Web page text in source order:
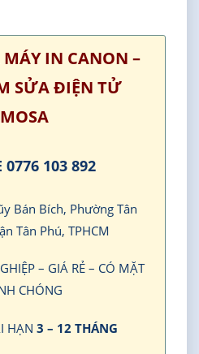
IN CANON –
SỬA ĐIỆN TỬ
0776 103 892
Bán Bích, Phường Tân
Tân Phú, TPHCM
– GIÁ RẺ – CÓ MẶT
CHÓNG
HẠN 3 – 12 THÁNG